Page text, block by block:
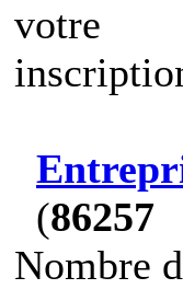
votre
(86257
Nombre